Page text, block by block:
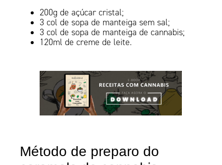
200g de açúcar cristal;
3 col de sopa de manteiga sem sal;
3 col de sopa de manteiga de cannabis;
120ml de creme de leite.
Método de preparo do